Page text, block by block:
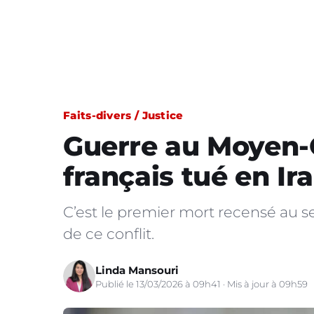
Faits-divers / Justice
Guerre au
français tué en
C’est le premier mort recensé au
de ce conflit.
Linda Mansouri
Publié le 13/03/2026 à 09h41 · Mis à jour à 09h59